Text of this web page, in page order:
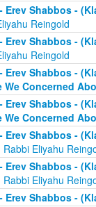
Erev Shabbos -
Reingold
Erev Shabbos -
Reingold
Erev Shabbos -
We Concerned
Erev Shabbos -
We Concerned
Erev Shabbos -
Rabbi Eliyahu
Erev Shabbos -
Rabbi Eliyahu
Erev Shabbos -